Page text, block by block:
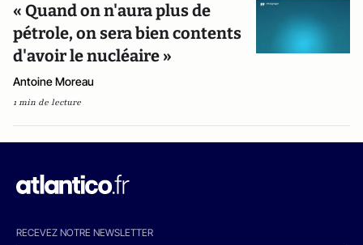
« Quand on n'aura plus de
pétrole, on sera bien contents
d'avoir le nucléaire »
Antoine Moreau
1 min de lecture
RECEVEZ NOTRE NEWSLETTER